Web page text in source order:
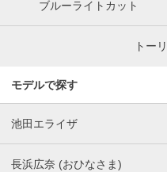
ブルーライトカット
トー
モデルで探す
池田エライザ
長浜広奈 (おひなさま)